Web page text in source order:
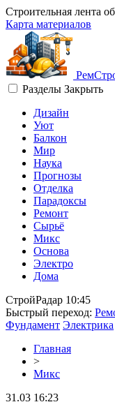
Строительная лента
Карта материалов
Рем
Разделы Закрыть
Дизайн
Уют
Балкон
Мир
Наука
Прогнозы
Отделка
Парадоксы
Ремонт
Сырьё
Микс
Основа
Электро
Дома
СтройРадар 10:45
Быстрый переход:
Фундамент Электрика
Главная
>
Микс
31.03 16:23